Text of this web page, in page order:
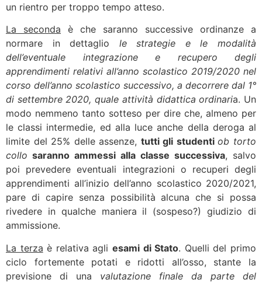
un rientro per troppo tempo atteso.
La seconda è che saranno successive ordinanze a
normare in dettaglio le strategie e le modalità
dell’eventuale integrazione e recupero degli
apprendimenti relativi all’anno scolastico 2019/2020 nel
corso dell’anno scolastico successivo, a decorrere dal 1°
di settembre 2020, quale attività didattica ordinaria. Un
modo nemmeno tanto sotteso per dire che, almeno per
le classi intermedie, ed alla luce anche della deroga al
limite del 25% delle assenze, tutti gli studentiob torto
collo saranno ammessi alla classe successiva, salvo
poi prevedere eventuali integrazioni o recuperi degli
apprendimenti all’inizio dell’anno scolastico 2020/2021,
pare di capire senza possibilità alcuna che si possa
rivedere in qualche maniera il (sospeso?) giudizio di
ammissione.
La terza è relativa agliesami di Stato. Quelli del primo
ciclo fortemente potati e ridotti all’osso, stante la
previsione di una valutazione finale da parte del